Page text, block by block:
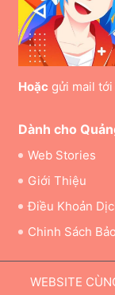
Hoặc gửi mail tới
Dành cho
Web Stories
Giới Thiệu
Điều Khoản
Chinh Sách
WEBSITE